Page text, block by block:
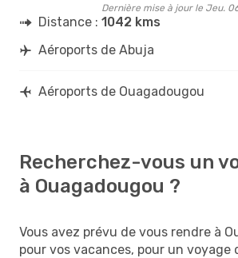
Dernière mise à jour le Jeu.
Distance : 1042 kms
Aéroports de Abuja
Aéroports de Ouagadougou
Recherchez-vous un
à Ouagadougou ?
Vous avez prévu de vous rendre à
pour vos vacances, pour un voyage